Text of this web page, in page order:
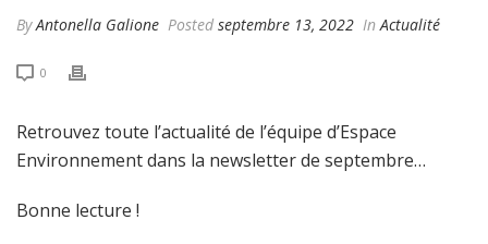
ByAntonella Galione Posted septembre 13, 2022 InActualité
0
Retrouvez toute l’actualité de l’équipe d’Espace
Environnement dans la newsletter de septembre…
Bonne lecture !